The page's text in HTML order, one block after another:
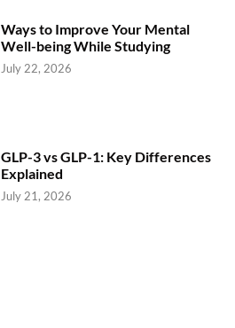
Ways to Improve Your Mental
Well-being While Studying
July 22, 2026
GLP-3 vs GLP-1: Key Differences
Explained
July 21, 2026